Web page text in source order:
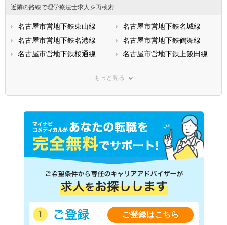
近隣の路線で理学療法士求人を再検索
名古屋市営地下鉄東山線
名古屋市営地下鉄名城線
名古屋市営地下鉄名港線
名古屋市営地下鉄鶴舞線
名古屋市営地下鉄桜通線
名古屋市営地下鉄上飯田線
ＪＲ中央本線(名古屋－塩尻)
ＪＲ飯田線
ＪＲ武豊線
名鉄名古屋本線
名鉄瀬戸線
名鉄犬山線
名鉄蒲郡線
名鉄常滑線
名鉄河和線
名鉄尾西線
名鉄広見線
名鉄小牧線
名鉄西尾線
名鉄空港線
近鉄名古屋線
名古屋臨海高速鉄道あおなみ
もっと見る
ご登録はこちら